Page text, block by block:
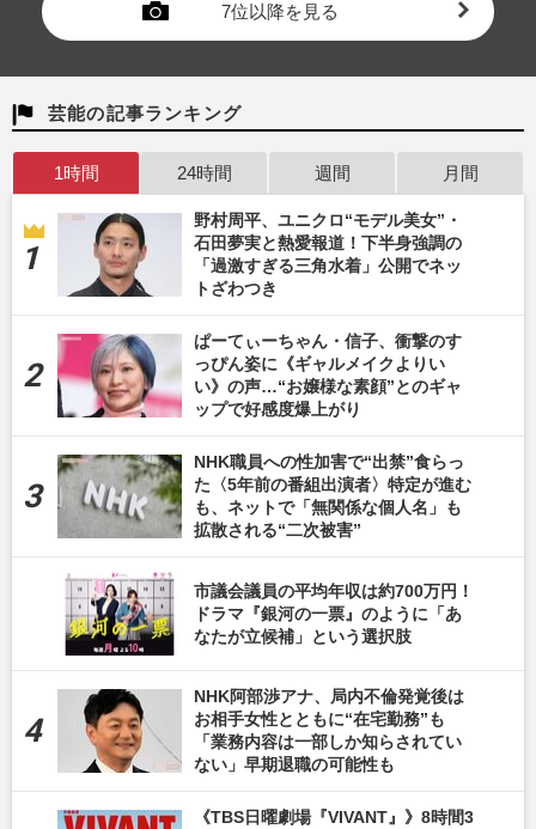
7位以降を見る
芸能の記事ランキング
1時間 24時間 週間 月間
野村周平、ユニクロ“モデル美女”・
石田夢実と熱愛報道！下半身強調の
「過激すぎる三角水着」公開でネッ
トざわつき
ぱーてぃーちゃん・信子、衝撃のす
っぴん姿に《ギャルメイクよりい
い》の声…“お嬢様な素顔”とのギャ
ップで好感度爆上がり
NHK職員への性加害で“出禁”食らっ
た〈5年前の番組出演者〉特定が進む
も、ネットで「無関係な個人名」も
拡散される“二次被害”
市議会議員の平均年収は約700万円！
ドラマ『銀河の一票』のように「あ
なたが立候補」という選択肢
NHK阿部渉アナ、局内不倫発覚後は
お相手女性とともに“在宅勤務”も
「業務内容は一部しか知らされてい
ない」早期退職の可能性も
《TBS日曜劇場『VIVANT』》8時間3